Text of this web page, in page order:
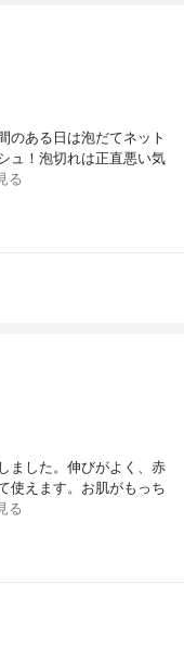
のある日は泡だてネット
ュ！泡切れは正直悪い気
る
ました。伸びがよく、赤
使えます。お肌がもっち
る